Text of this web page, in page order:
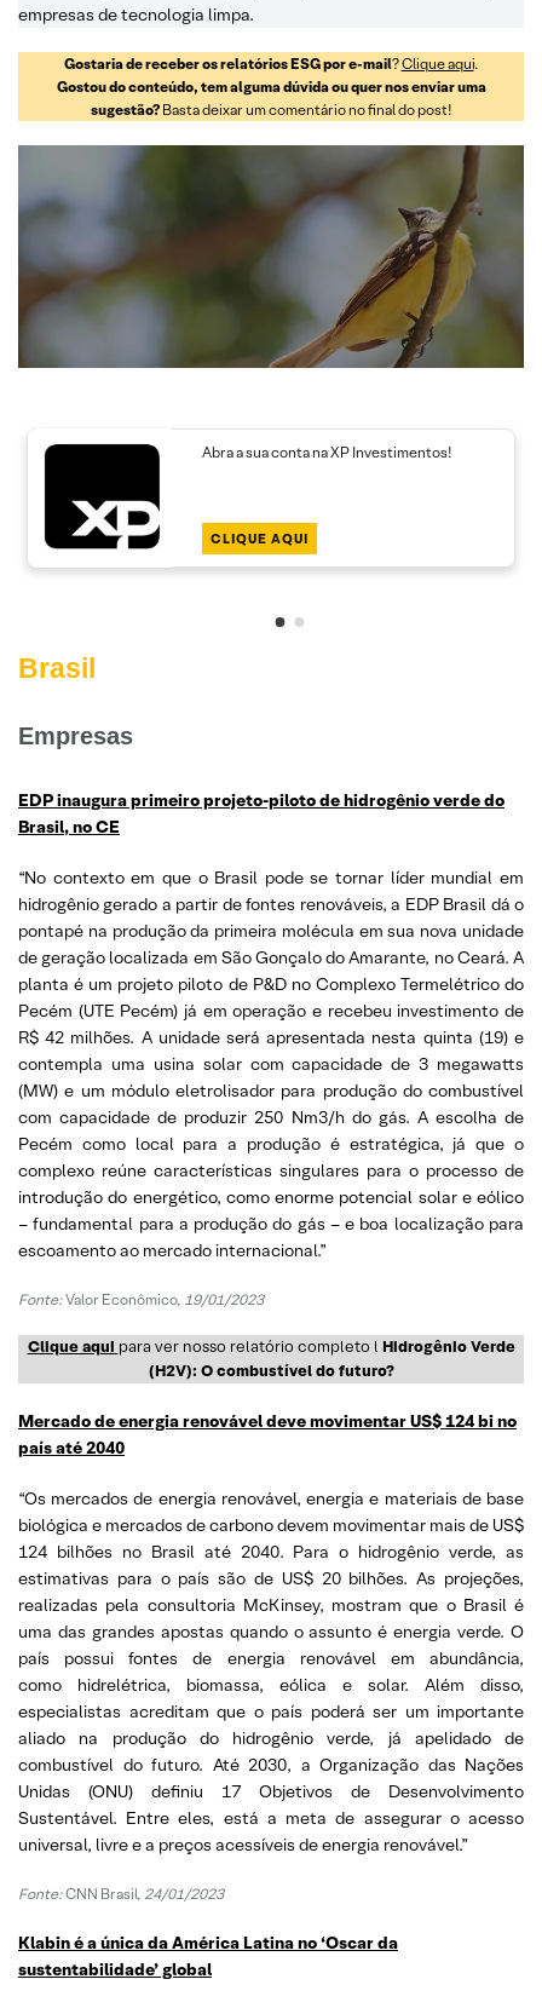
empresas de tecnologia limpa.
Gostaria de receber os relatórios ESG por e-mail?Clique aqui.
Gostou do conteúdo, tem alguma dúvida ou quer nos enviar uma
sugestão?Basta deixar um comentário no final do post!
Abra a sua conta na XP Investimentos!
CLIQUE AQUI
Brasil
Empresas
EDP inaugura primeiro projeto-piloto de hidrogênio verde do
Brasil, no CE
“No contexto em que o Brasil pode se tornar líder mundial em
hidrogênio gerado a partir de fontes renováveis, a EDP Brasil dá o
pontapé na produção da primeira molécula em sua nova unidade
de geração localizada em São Gonçalo do Amarante, no Ceará. A
planta é um projeto piloto de P&D no Complexo Termelétrico do
Pecém (UTE Pecém) já em operação e recebeu investimento de
R$ 42 milhões. A unidade será apresentada nesta quinta (19) e
contempla uma usina solar com capacidade de 3 megawatts
(MW) e um módulo eletrolisador para produção do combustível
com capacidade de produzir 250 Nm3/h do gás. A escolha de
Pecém como local para a produção é estratégica, já que o
complexo reúne características singulares para o processo de
introdução do energético, como enorme potencial solar e eólico
– fundamental para a produção do gás – e boa localização para
escoamento ao mercado internacional.”
Fonte:Valor Econômico, 19/01/2023
Clique aqui para ver nosso relatório completo l Hidrogênio Verde
(H2V): O combustível do futuro?
Mercado de energia renovável deve movimentar US$ 124 bi no
país até 2040
“Os mercados de energia renovável, energia e materiais de base
biológica e mercados de carbono devem movimentar mais de US$
124 bilhões no Brasil até 2040. Para o hidrogênio verde, as
estimativas para o país são de US$ 20 bilhões. As projeções,
realizadas pela consultoria McKinsey, mostram que o Brasil é
uma das grandes apostas quando o assunto é energia verde. O
país possui fontes de energia renovável em abundância,
como hidrelétrica, biomassa, eólica e solar. Além disso,
especialistas acreditam que o país poderá ser um importante
aliado na produção do hidrogênio verde, já apelidado de
combustível do futuro. Até 2030, a Organização das Nações
Unidas (ONU) definiu 17 Objetivos de Desenvolvimento
Sustentável. Entre eles, está a meta de assegurar o acesso
universal, livre e a preços acessíveis de energia renovável.”
Fonte:CNN Brasil, 24/01/2023
Klabin é a única da América Latina no ‘Oscar da
sustentabilidade’ global